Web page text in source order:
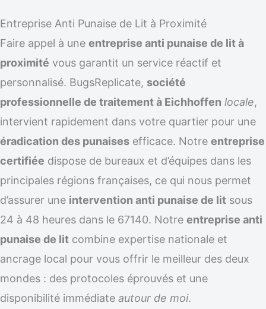
Entreprise Anti Punaise de Lit à Proximité
Faire appel à une entreprise anti punaise de lit à
proximité vous garantit un service réactif et
personnalisé. BugsReplicate, société
professionnelle de traitement à Eichhoffen locale,
intervient rapidement dans votre quartier pour une
éradication des punaises efficace. Notre entreprise
certifiée dispose de bureaux et d’équipes dans les
principales régions françaises, ce qui nous permet
d’assurer une intervention anti punaise de lit sous
24 à 48 heures dans le 67140. Notre entreprise anti
punaise de lit combine expertise nationale et
ancrage local pour vous offrir le meilleur des deux
mondes : des protocoles éprouvés et une
disponibilité immédiate autour de moi.